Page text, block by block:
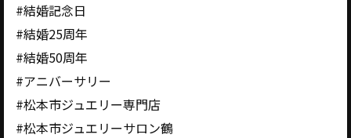
#結婚記念日
#結婚25周年
#結婚50周年
#アニバーサリー
#松本市ジュエリー専門店
#松本市ジュエリーサロン鶴